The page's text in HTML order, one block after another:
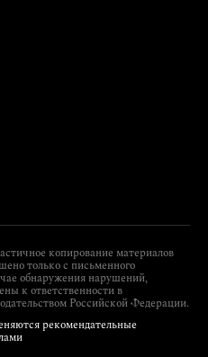
копирование материалов
только с письменного
обнаружения нарушений,
к ответственности в
Российской Федерации.
рекомендательные